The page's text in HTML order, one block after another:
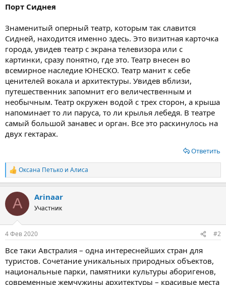
Порт Сиднея
Знаменитый оперный театр, которым так славится
Сидней, находится именно здесь. Это визитная карточка
города, увидев театр с экрана телевизора или с
картинки, сразу понятно, где это. Театр внесен во
всемирное наследие ЮНЕСКО. Театр манит к себе
ценителей вокала и архитектуры. Увидев вблизи,
путешественник запомнит его величественным и
необычным. Театр окружен водой с трех сторон, а крыша
напоминает то ли паруса, то ли крылья лебедя. В театре
самый большой занавес и орган. Все это раскинулось на
двух гектарах.
Ответить
Р
е
к
и
Оксана Петько и Алиса
A Arinaar
Участник
4 Фев 2020 #2
Все таки Австралия – одна интереснейших стран для
туристов. Сочетание уникальных природных объектов,
национальные парки, памятники культуры аборигенов,
современные жемчужины архитектуры – красивые места